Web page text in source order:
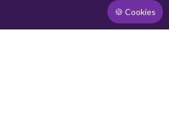
🍪 Cookies